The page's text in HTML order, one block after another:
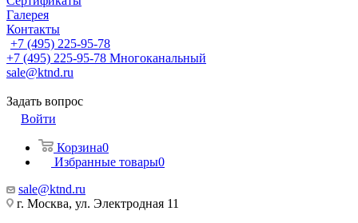
Галерея
Контакты
+7 (495) 225-95-78
+7 (495) 225-95-78 Многоканальный
sale@ktnd.ru
Задать вопрос
Войти
Корзина0
Избранные товары0
sale@ktnd.ru
г. Москва, ул. Электродная 11